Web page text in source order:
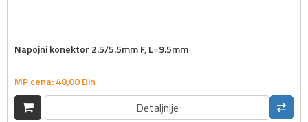
Napojni konektor 2.5/5.5mm F, L=9.5mm
MP cena:48,00Din
Detaljnije